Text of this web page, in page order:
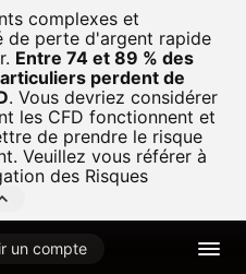
complexes et
de perte d'argent rapide
Entre 74 et 89 % des
perdent de
. Vous devriez considérer
les CFD fonctionnent et
de prendre le risque
Veuillez vous référer à
des Risques
un compte